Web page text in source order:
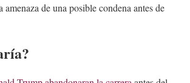
amenaza de una posible condena antes de